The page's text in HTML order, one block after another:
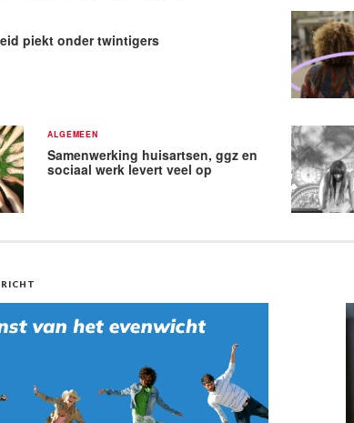
piekt onder twintigers
ALGEMEEN
Samenwerking huisartsen, ggz en
sociaal werk levert veel op